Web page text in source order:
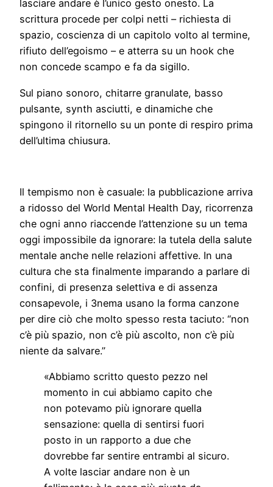
lasciare andare è l’unico gesto onesto. La
scrittura procede per colpi netti – richiesta di
spazio, coscienza di un capitolo volto al termine,
rifiuto dell’egoismo – e atterra su un hook che
non concede scampo e fa da sigillo.
Sul piano sonoro, chitarre granulate, basso
pulsante, synth asciutti, e dinamiche che
spingono il ritornello su un ponte di respiro prima
dell’ultima chiusura.
Il tempismo non è casuale: la pubblicazione arriva
a ridosso del World Mental Health Day, ricorrenza
che ogni anno riaccende l’attenzione su un tema
oggi impossibile da ignorare: la tutela della salute
mentale anche nelle relazioni affettive. In una
cultura che sta finalmente imparando a parlare di
confini, di presenza selettiva e di assenza
consapevole, i 3nema usano la forma canzone
per dire ciò che molto spesso resta taciuto: “non
c’è più spazio, non c’è più ascolto, non c’è più
niente da salvare.”
«Abbiamo scritto questo pezzo nel
momento in cui abbiamo capito che
non potevamo più ignorare quella
sensazione: quella di sentirsi fuori
posto in un rapporto a due che
dovrebbe far sentire entrambi al sicuro.
A volte lasciar andare non è un